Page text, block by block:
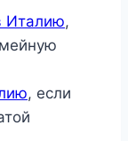
Италию,
, если